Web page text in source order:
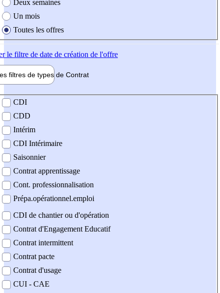
Deux semaines
Un mois
Toutes les offres
le filtre de date de création de l'offre
filtres de types de Contrat
contrat
CDI
CDD
Intérim
CDI Intérimaire
Saisonnier
Contrat apprentissage
Cont. professionnalisation
Prépa.opérationnel.emploi
CDI de chantier ou d'opération
Contrat d'Engagement Educatif
Contrat intermittent
Contrat pacte
Contrat d'usage
CUI - CAE